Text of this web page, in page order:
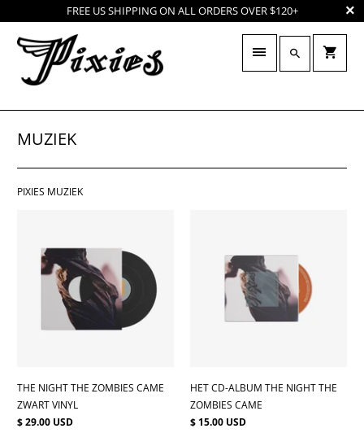
FREE US SHIPPING ON ALL ORDERS OVER $120+
MUZIEK
PIXIES MUZIEK
THE NIGHT THE ZOMBIES CAME
ZWART VINYL
$ 29.00 USD
HET CD-ALBUM THE NIGHT THE
ZOMBIES CAME
$ 15.00 USD